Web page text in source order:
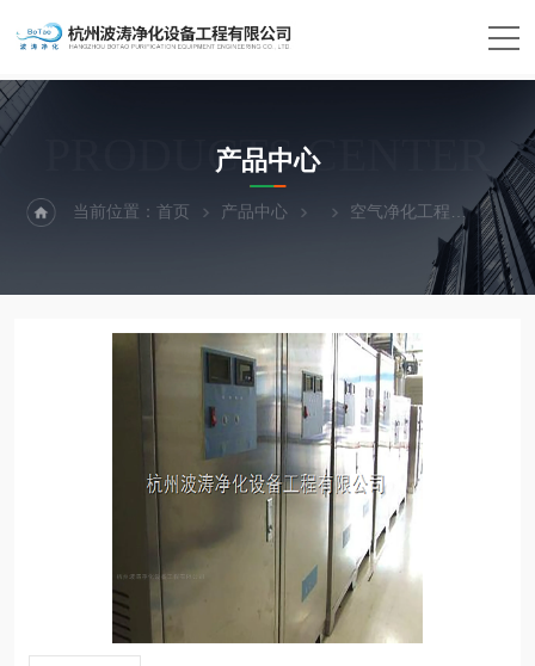
PRODUCTS CENTER
产品中心
当前位置：首页 产品中心 空气净化工程 空气